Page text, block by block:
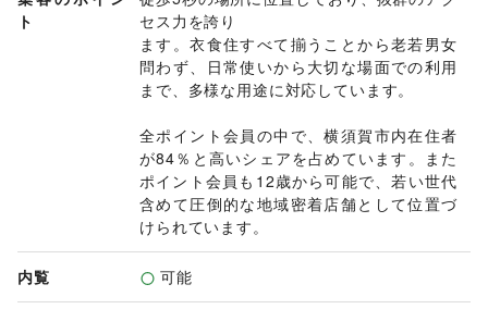
ト
セス力を誇り
ます。衣食住すべて揃うことから老若男女
問わず、日常使いから大切な場面での利用
まで、多様な用途に対応しています。
全ポイント会員の中で、横須賀市内在住者
が84％と高いシェアを占めています。また
ポイント会員も12歳から可能で、若い世代
含めて圧倒的な地域密着店舗として位置づ
けられています。
内覧 可能